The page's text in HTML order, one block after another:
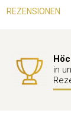
REZENSIONEN
in